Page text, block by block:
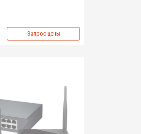
Запрос цены